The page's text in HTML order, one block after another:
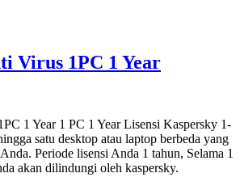
Virus 1PC 1 Year
1 Year 1 PC 1 Year Lisensi Kaspersky 1-
satu desktop atau laptop berbeda yang
Periode lisensi Anda 1 tahun, Selama 1
akan dilindungi oleh kaspersky.